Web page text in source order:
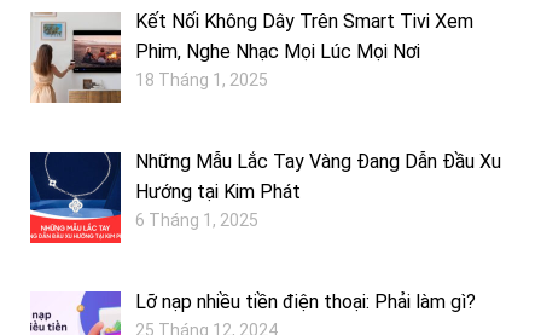
Kết Nối Không Dây Trên Smart Tivi Xem
Phim, Nghe Nhạc Mọi Lúc Mọi Nơi
18 Tháng 1, 2025
Những Mẫu Lắc Tay Vàng Đang Dẫn Đầu Xu
Hướng tại Kim Phát
6 Tháng 1, 2025
Lỡ nạp nhiều tiền điện thoại: Phải làm gì?
25 Tháng 12, 2024